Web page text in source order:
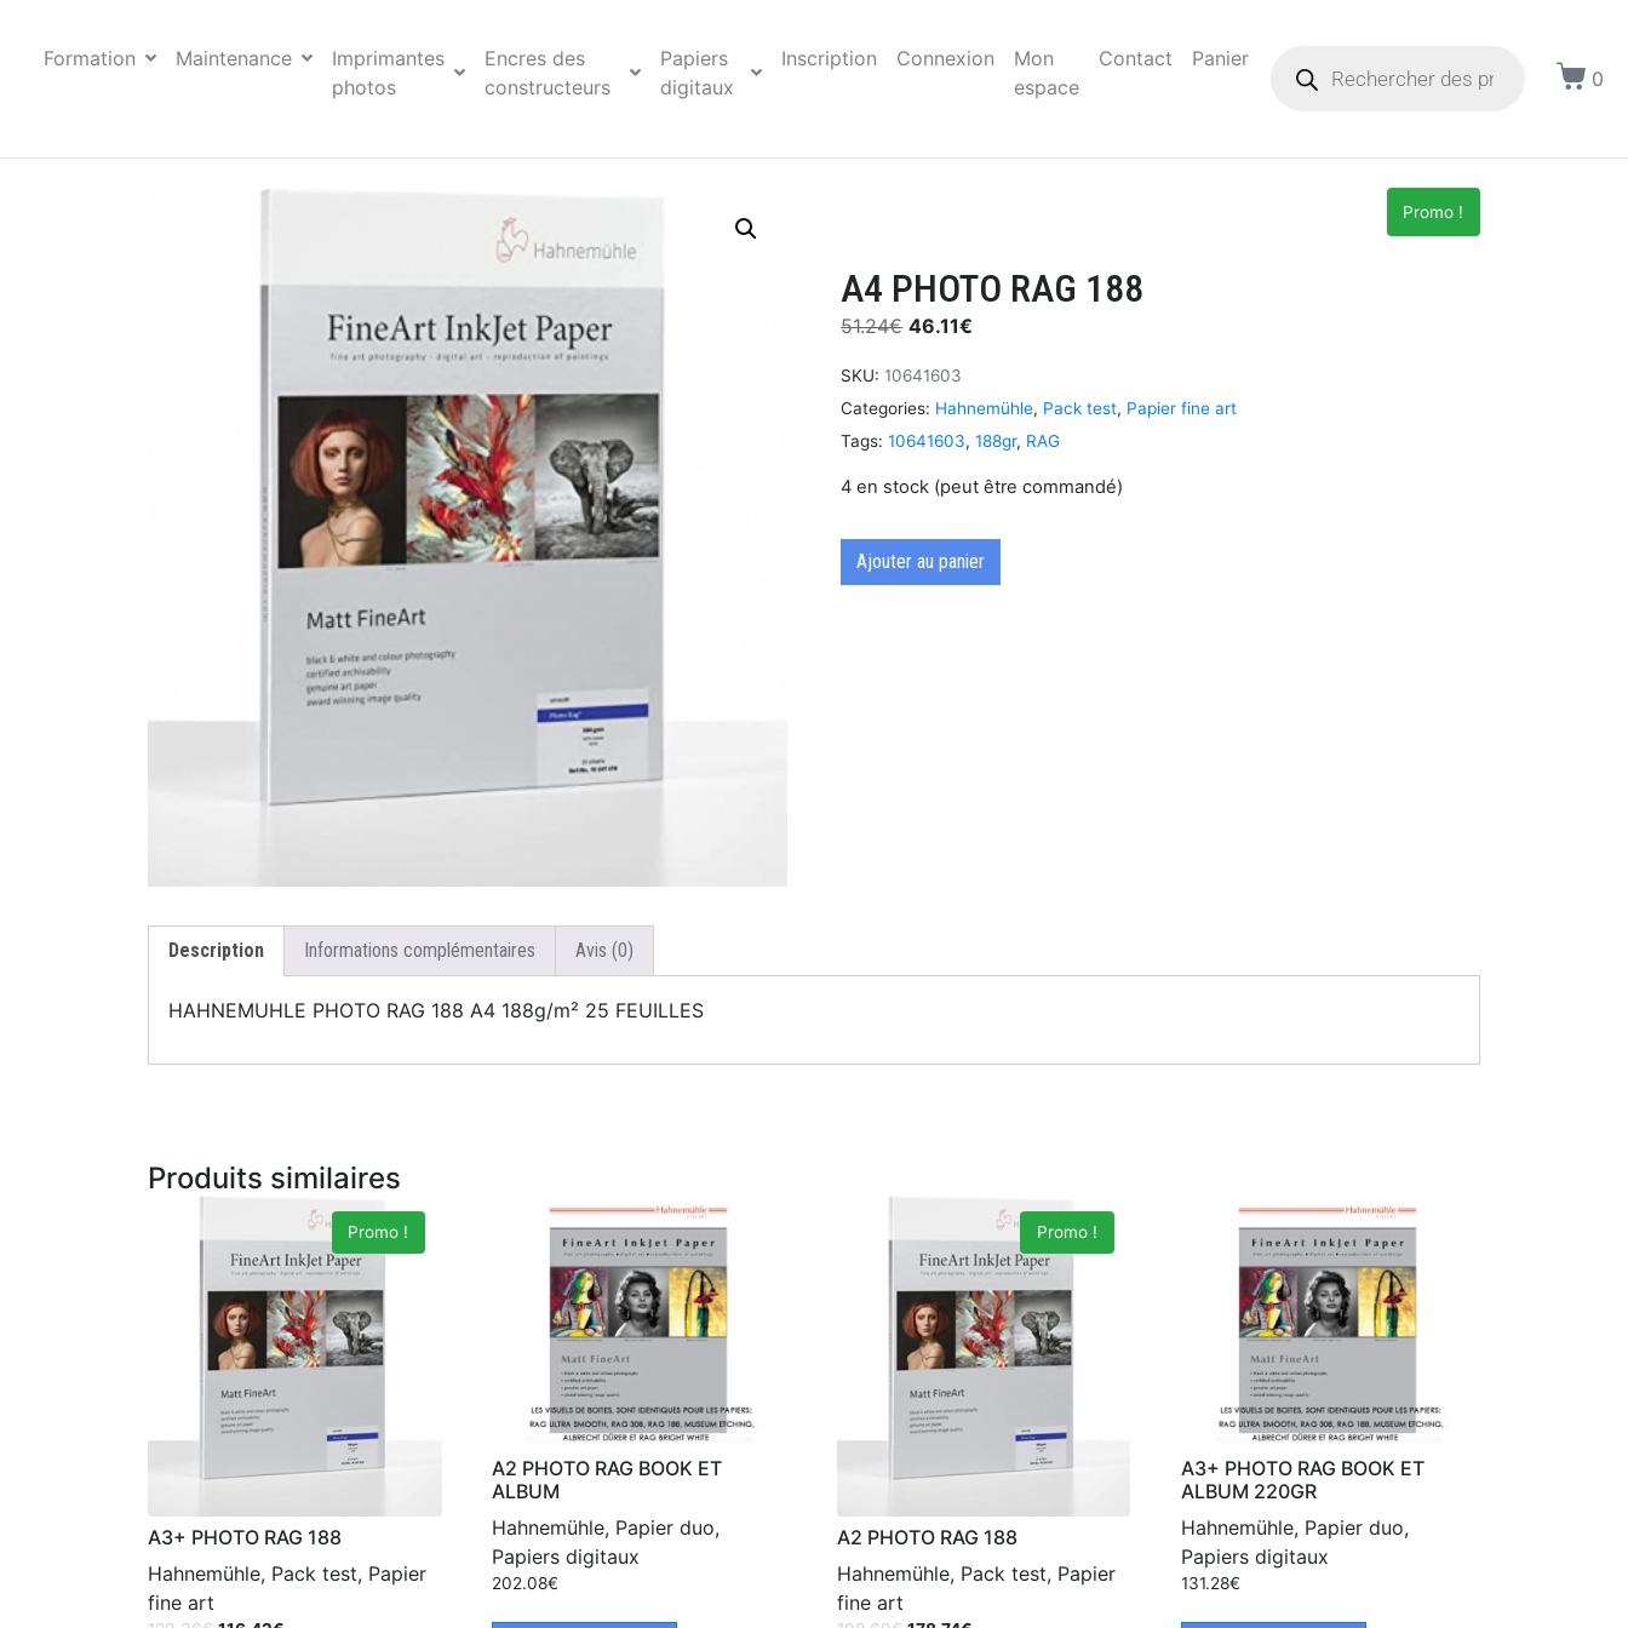
Formation Maintenance
Imprimantes
photos
Encres des
constructeurs
Papiers
digitaux
Inscription Connexion
Mon
espace
Contact
Panier
0
Promo !
A4 PHOTO RAG 188
51.24€ 46.11€
SKU: 10641603
Categories: Hahnemühle, Pack test, Papier fine art
Tags: 10641603, 188gr, RAG
4 en stock (peut être commandé)
Ajouter au panier
Description Informations complémentaires Avis (0)
HAHNEMUHLE PHOTO RAG 188 A4 188g/m² 25 FEUILLES
Produits similaires
Promo !
A3+ PHOTO RAG 188
Hahnemühle, Pack test, Papier
fine art
A2 PHOTO RAG BOOK ET
ALBUM
Hahnemühle, Papier duo,
Papiers digitaux
202.08€
Promo !
A2 PHOTO RAG 188
Hahnemühle, Pack test, Papier
fine art
A3+ PHOTO RAG BOOK ET
ALBUM 220GR
Hahnemühle, Papier duo,
Papiers digitaux
131.28€